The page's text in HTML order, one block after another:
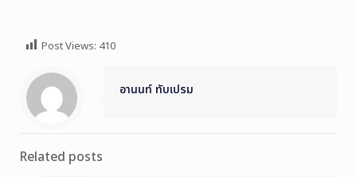
Post Views: 410
อานนท์ ทับเปรม
Related posts